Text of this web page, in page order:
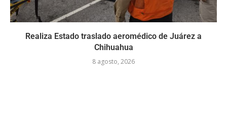
Realiza Estado traslado aeromédico de Juárez a
Chihuahua
8 agosto, 2026